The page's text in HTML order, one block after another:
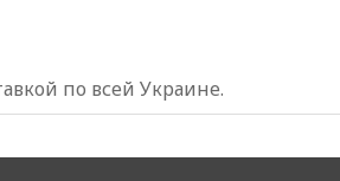
по всей Украине.